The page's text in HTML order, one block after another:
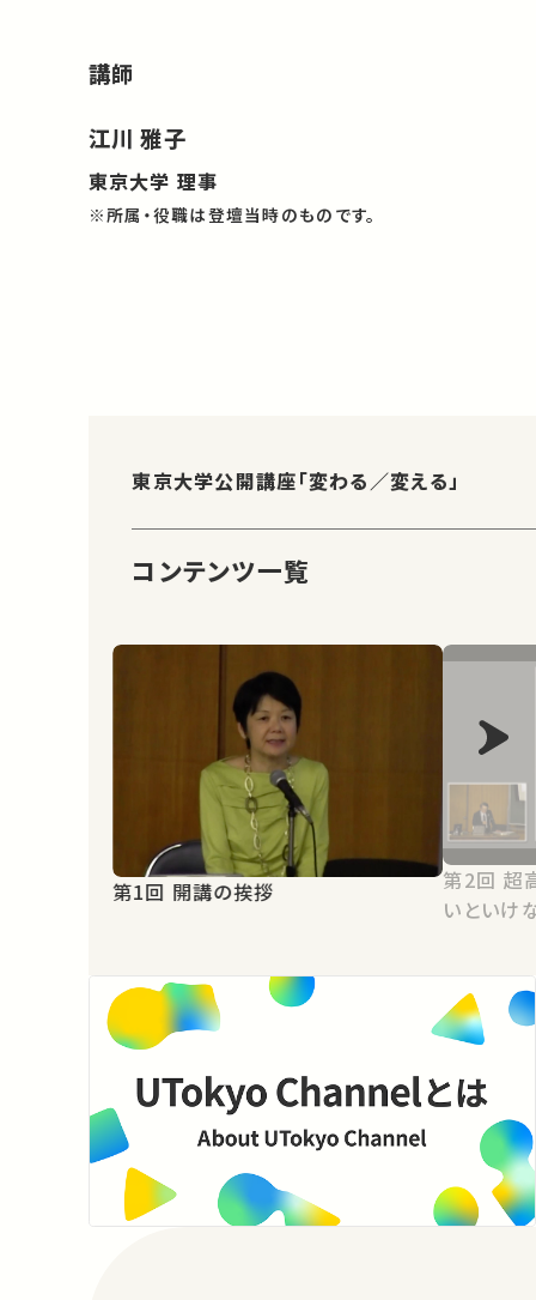
講師
江川 雅子
東京大学 理事
※所属・役職は登壇当時のものです。
東京大学公開講座「変わる／変える」
コンテンツ一覧
第1回 開講の挨拶
第2回 超高齢社会に向けて変わらな
いといけ